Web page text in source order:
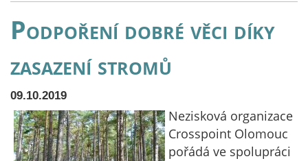
Podpoření dobré věci díky
zasazení stromů
09.10.2019
Nezisková organizace
Crosspoint Olomouc
pořádá ve spolupráci